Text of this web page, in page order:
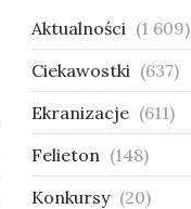
Aktualności (1 609)
Ciekawostki (637)
Ekranizacje (611)
Felieton (148)
Konkursy (20)